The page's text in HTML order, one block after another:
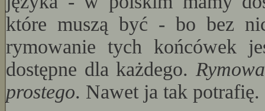
które muszą być - bo bez
rymowanie tych końcówek
dostępne dla każdego.
prostego. Nawet ja tak potrafię.